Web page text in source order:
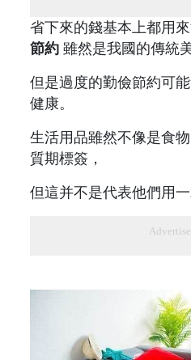
省下來的錢基本上都用
節約 雖然是我國的傳統
但是過度的勤儉節約可
健康。
生活用品雖然不像是食
質期標簽，
但這并不是代表他們用一